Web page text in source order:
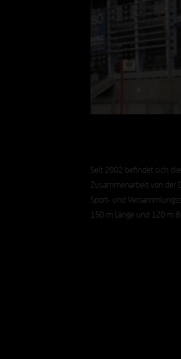
Seit 2002 befindet sich
Zusammenarbeit von der
Sport- und
150 m Länge und 120 m